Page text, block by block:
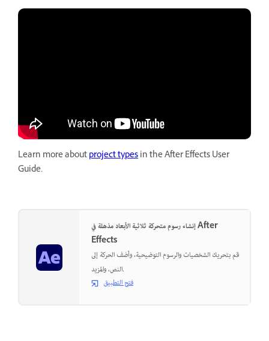
Learn more aboutproject typesin the After Effects User
Guide.
إنشاء رسوم متحركة ثلاثية الأبعاد مذهلة في After
Effects
قم بتحريك الشخصيات والرسوم التوضيحية، وأضف الحركة إلى
النص، والمزيد.
فتح التطبيق